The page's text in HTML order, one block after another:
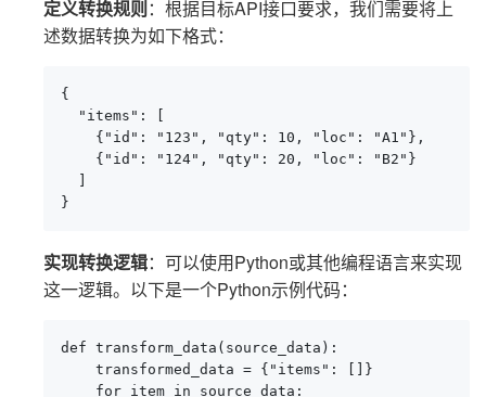
定义转换规则：根据目标API接口要求，我们需要将上
述数据转换为如下格式：
{
  "items": [
    {"id": "123", "qty": 10, "loc": "A1"},
    {"id": "124", "qty": 20, "loc": "B2"}
  ]
}
实现转换逻辑：可以使用Python或其他编程语言来实现
这一逻辑。以下是一个Python示例代码：
def transform_data(source_data):
    transformed_data = {"items": []}
    for item in source_data: